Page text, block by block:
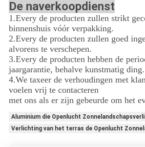
De naverkoopdienst
1.Every de producten zullen strikt
binnenshuis vóór verpakking.
2.Every de producten zullen goed
alvorens te verschepen.
3.Every de producten hebben de
jaargarantie, behalve kunstmatig ding.
4.We taxeer de verhoudingen met
voelen vrij te contacteren
met ons als er zijn gebeurde om het
Aluminium die Openlucht
Verlichting van het terras de Openlucht